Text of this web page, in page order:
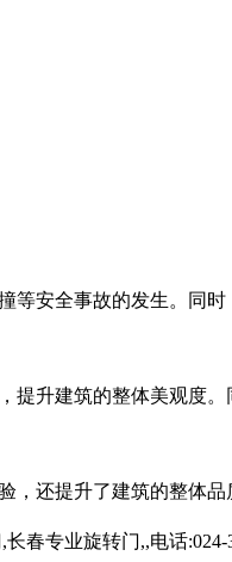
等安全事故的发生。同时
提升建筑的整体美观度。
还提升了建筑的整体品
春专业旋转门,,电话:024-